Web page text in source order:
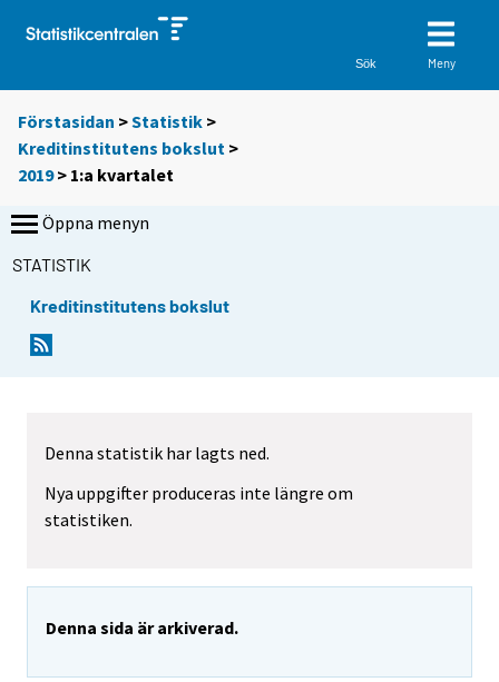
Sök Meny
Förstasidan >Statistik >
Kreditinstitutens bokslut >
2019> 1:a kvartalet
Öppna menyn
STATISTIK
Kreditinstitutens bokslut
Denna statistik har lagts ned.
Nya uppgifter produceras inte längre om
statistiken.
Denna sida är arkiverad.